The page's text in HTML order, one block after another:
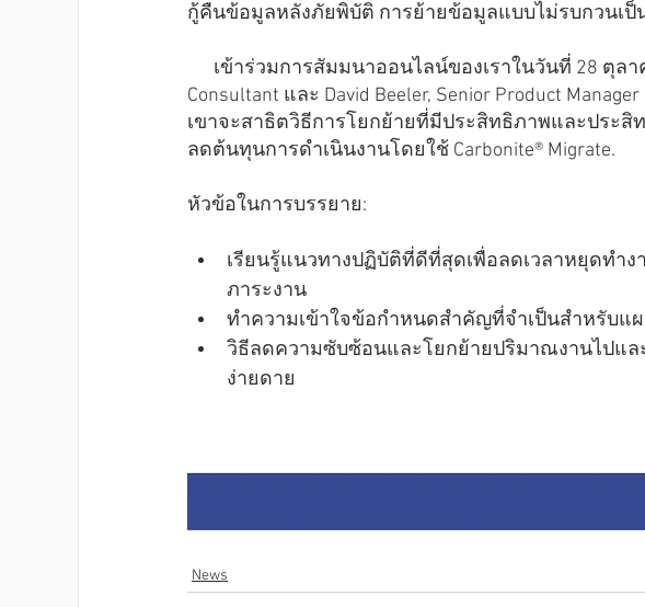
กู้คืนข้อมูลหลังภัยพิบัติ การย้ายข้อมูลแบบไม่รบกวนเ
Consultant และ David Beeler, Senior Product
เขาจะสาธิตวิธีการโยกย้ายที่มีประสิทธิภาพและประ
ลดต้นทุนการดำเนินงานโดยใช้ Carbonite® Migrate.
หัวข้อในการบรรยาย:
เรียนรู้แนวทางปฏิบัติที่ดีที่สุดเพื่อลดเวลาหยุดทำง
ภาระงาน
ทำความเข้าใจข้อกำหนดสำคัญที่จำเป็นสำหรับแ
วิธีลดความซับซ้อนและโยกย้ายปริมาณงานไปและ
ง่ายดาย
News